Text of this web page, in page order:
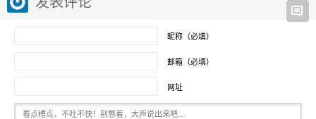
昵称（必填）
邮箱（必填）
网址